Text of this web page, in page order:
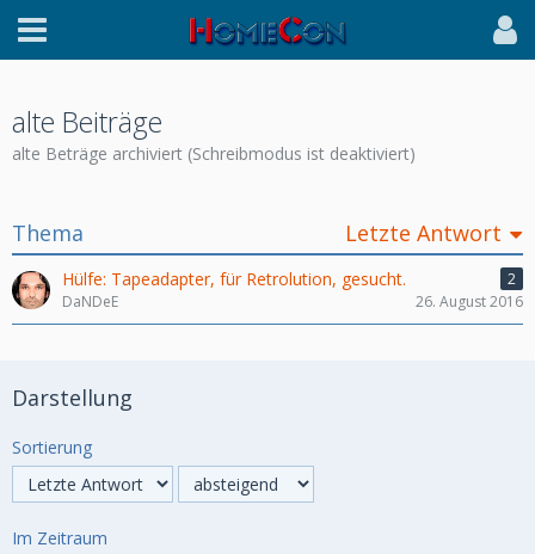
alte Beiträge
alte Beträge archiviert (Schreibmodus ist deaktiviert)
Thema Letzte Antwort
Hülfe: Tapeadapter, für Retrolution, gesucht.
2
DaNDeE
26. August 2016
Darstellung
Sortierung
Im Zeitraum